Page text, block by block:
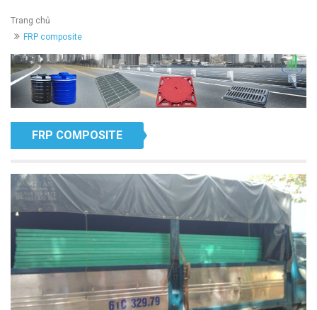
Trang chủ
FRP composite
FRP COMPOSITE